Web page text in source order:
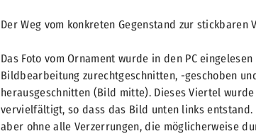
Der Weg vom konkreten Gegenstand zur stickbaren
Das Foto vom Ornament wurde in den PC
Bildbearbeitung zurechtgeschnitten, -geschoben
herausgeschnitten (Bild mitte). Dieses Viertel
vervielfältigt, so dass das Bild unten links
aber ohne alle Verzerrungen, die möglicherweise